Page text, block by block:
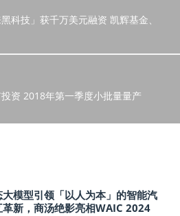
科技」获千万美元融资 凯辉基金、
资 2018年第一季度小批量量产
大模型引领「以人为本」的智能汽
革新，商汤绝影亮相WAIC 2024